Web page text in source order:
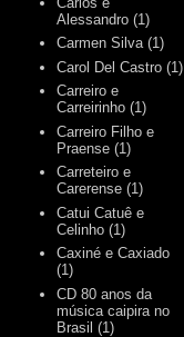
Alessandro (1)
Carmen Silva (1)
Carol Del Castro (1)
Carreiro e
Carreirinho (1)
Carreiro Filho e
Praense (1)
Carreteiro e
Carerense (1)
Catui Catuê e
Celinho (1)
Caxiné e Caxiado
(1)
CD 80 anos da
música caipira no
Brasil (1)